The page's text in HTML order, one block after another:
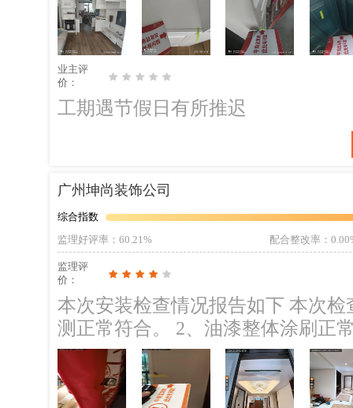
管无明显渗漏，积满冲水卫生间地
均匀，转角柜门未完全闭合，油烟
低错位 4.卫生间洗手盆给排水正常
冲水顺畅，需注意小心门锁刮碰 5.
衣柜门开启碰撞床前灯，门扇未完
屉板面与柜门板面有高低差，柜
业主评
价：
工期遇节假日有所推迟
广州坤尚装饰公司
综合指数
监理好评率 ：60.21% 配合整改率：
监理评
价：
本次安装检查情况报告如下 本次
测正常符合。 2、油漆整体涂刷正常符
问题，整改建议以及问题 1、厨房面板存在破损以及不平。 ；整改建议：需要
更改调整安装处理。 2、洗菜盆下水存在漏水密封不足。 ；整改建议：需要调
整安装处理。 3、主卫台面存在划花明显。 ；整改建议：需要调整修复处理。